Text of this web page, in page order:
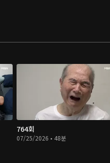
764회
07/25/2026 • 48분